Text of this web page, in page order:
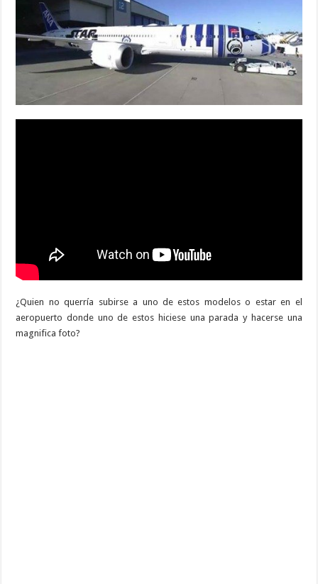
¿Quien no querría subirse a uno de estos modelos o estar en el
aeropuerto donde uno de estos hiciese una parada y hacerse una
magnifica foto?